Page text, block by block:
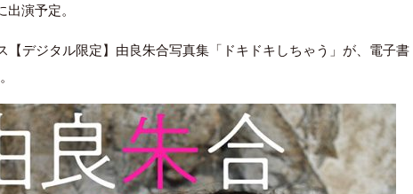
演予定。
【デジタル限定】由良朱合写真集「ドキドキしちゃう」が、電子書